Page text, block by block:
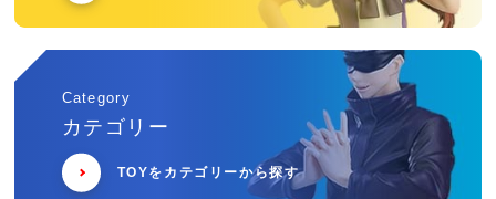
Category
カテゴリー
TOYをカテゴリーから探す